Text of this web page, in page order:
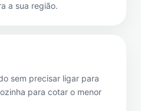
a sua região.
sem precisar ligar para
para cotar o menor